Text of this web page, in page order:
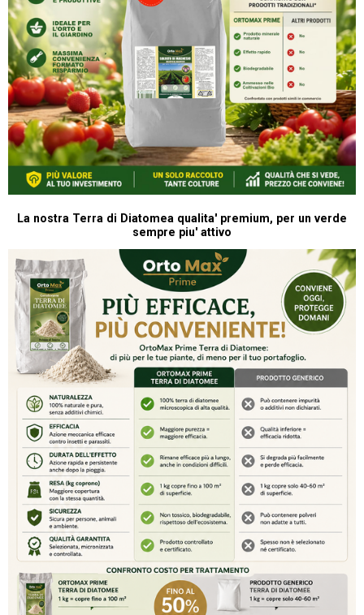
La nostra Terra di Diatomea qualita' premium, per un verde
sempre piu' attivo